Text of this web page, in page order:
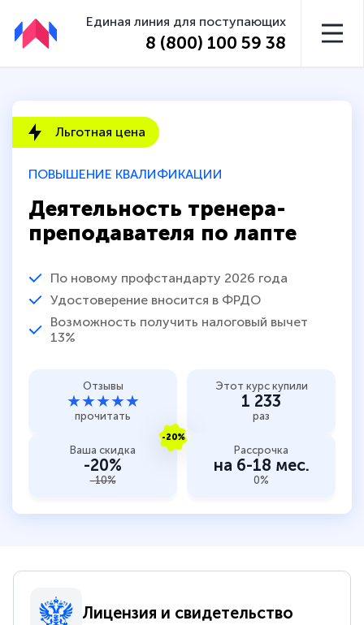
Единая линия для поступающих
8 (800) 100 59 38
ПОВЫШЕНИЕ КВАЛИФИКАЦИИ
Деятельность тренера-
преподавателя по лапте
По новому профстандарту 2026 года
Удостоверение вносится в ФРДО
Возможность получить налоговый вычет
13%
Льготная цена
Отзывы
★★★★★
прочитать
Этот курс купили
1 233
раз
-20%
Ваша скидка
-20%
-10%
Рассрочка
на 6-18 мес.
0%
Лицензия и свидетельство